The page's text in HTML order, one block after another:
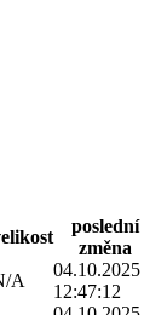
poslední
změna
A
04.10.2025
12:47:12